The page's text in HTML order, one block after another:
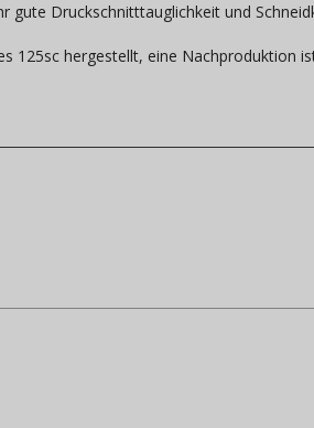
gute Druckschnitttauglichkeit und
125sc hergestellt, eine